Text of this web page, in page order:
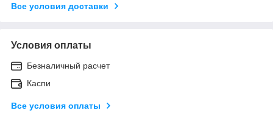
Все условия доставки
Условия оплаты
Безналичный расчет
Каспи
Все условия оплаты